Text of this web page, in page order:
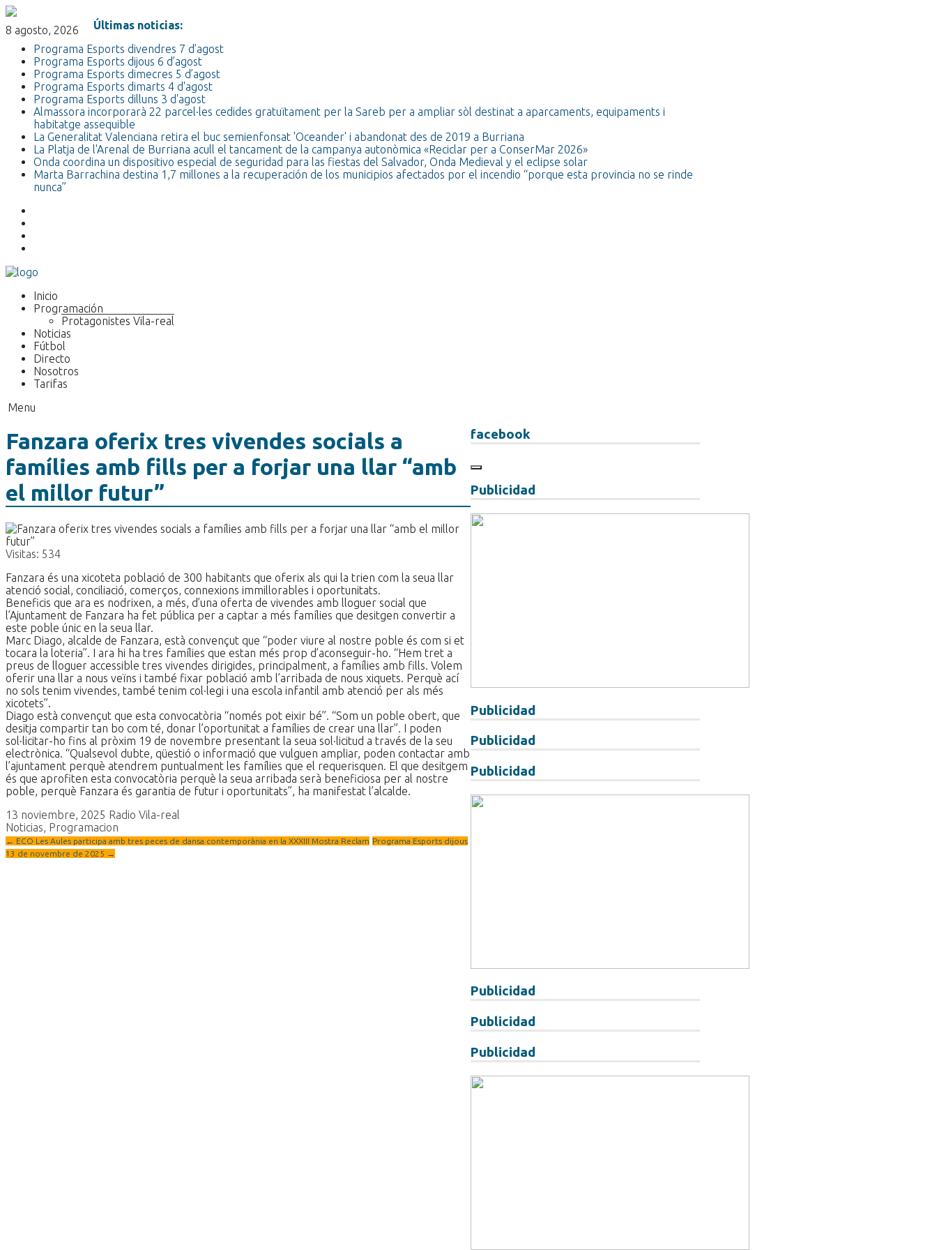
8 agosto, 2026
Últimas noticias:
Programa Esports divendres 7 d’agost
Programa Esports dijous 6 d’agost
Programa Esports dimecres 5 d’agost
Programa Esports dimarts 4 d'agost
Programa Esports dilluns 3 d'agost
Almassora incorporarà 22 parcel·les cedides gratuïtament per la Sareb per a ampliar sòl destinat a aparcaments, equipaments i
habitatge assequible
La Generalitat Valenciana retira el buc semienfonsat 'Oceander' i abandonat des de 2019 a Burriana
La Platja de l'Arenal de Burriana acull el tancament de la campanya autonòmica «Reciclar per a ConserMar 2026»
Onda coordina un dispositivo especial de seguridad para las fiestas del Salvador, Onda Medieval y el eclipse solar
Marta Barrachina destina 1,7 millones a la recuperación de los municipios afectados por el incendio “porque esta provincia no se rinde
nunca”
Inicio
Programación
Protagonistes Vila-real
Noticias
Fútbol
Directo
Nosotros
Tarifas
Menu
facebook
Publicidad
Publicidad
Publicidad
Publicidad
Publicidad
Publicidad
Publicidad
Fanzara oferix tres vivendes socials a
famílies amb fills per a forjar una llar “amb
el millor futur”
Visitas: 534
Fanzara és una xicoteta població de 300 habitants que oferix als qui la trien com la seua llar
atenció social, conciliació, comerços, connexions immillorables i oportunitats.
Beneficis que ara es nodrixen, a més, d’una oferta de vivendes amb lloguer social que
l’Ajuntament de Fanzara ha fet pública per a captar a més famílies que desitgen convertir a
este poble únic en la seua llar.
Marc Diago, alcalde de Fanzara, està convençut que “poder viure al nostre poble és com si et
tocara la loteria”. I ara hi ha tres famílies que estan més prop d’aconseguir-ho. “Hem tret a
preus de lloguer accessible tres vivendes dirigides, principalment, a famílies amb fills. Volem
oferir una llar a nous veïns i també fixar població amb l’arribada de nous xiquets. Perquè ací
no sols tenim vivendes, també tenim col·legi i una escola infantil amb atenció per als més
xicotets”.
Diago està convençut que esta convocatòria “només pot eixir bé”. “Som un poble obert, que
desitja compartir tan bo com té, donar l’oportunitat a famílies de crear una llar”. I poden
sol·licitar-ho fins al pròxim 19 de novembre presentant la seua sol·licitud a través de la seu
electrònica. “Qualsevol dubte, qüestió o informació que vulguen ampliar, poden contactar amb
l’ajuntament perquè atendrem puntualment les famílies que el requerisquen. El que desitgem
és que aprofiten esta convocatòria perquè la seua arribada serà beneficiosa per al nostre
poble, perquè Fanzara és garantia de futur i oportunitats”, ha manifestat l’alcalde.
13 noviembre, 2025 Radio Vila-real
Noticias, Programacion
← ECO Les Aules participa amb tres peces de dansa contemporània en la XXXIII Mostra Reclam Programa Esports dijous
13 de novembre de 2025 →